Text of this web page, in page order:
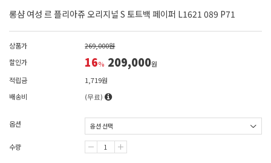
롱샴 여성 르 플리아쥬 오리지널 S 토트백 페이퍼 L1621 089 P71
상품가
269,000원
할인가
16% 209,000원
적립금
1,719원
배송비
(무료)
옵션
수량